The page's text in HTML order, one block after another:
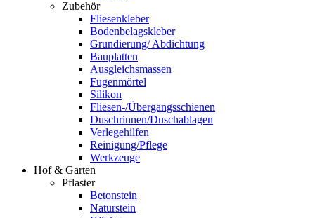
Zubehör
Fliesenkleber
Bodenbelagskleber
Grundierung/ Abdichtung
Bauplatten
Ausgleichsmassen
Fugenmörtel
Silikon
Fliesen-/Übergangsschienen
Duschrinnen/Duschablagen
Verlegehilfen
Reinigung/Pflege
Werkzeuge
Hof & Garten
Pflaster
Betonstein
Naturstein